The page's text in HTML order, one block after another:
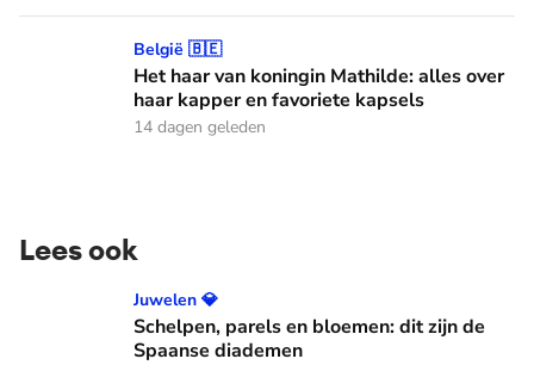
Het haar van koningin Mathilde: alles over haar kapper en
België 🇧🇪
Het haar van koningin Mathilde: alles over
haar kapper en favoriete kapsels
14 dagen geleden
Lees ook
Schelpen, parels en bloemen: dit zijn de Spaanse diademen
Juwelen 💎
Schelpen, parels en bloemen: dit zijn de
Spaanse diademen